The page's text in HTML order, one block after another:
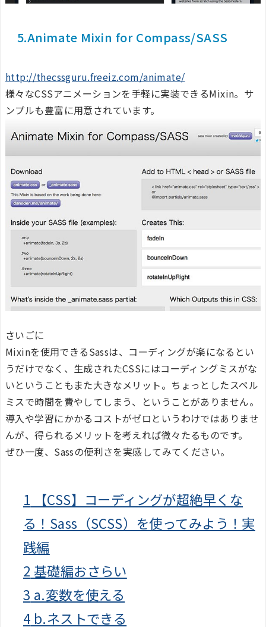
5.Animate Mixin for Compass/SASS
http://thecssguru.freeiz.com/animate/
様々なCSSアニメーションを手軽に実装できるMixin。サ
ンプルも豊富に用意されています。
さいごに
Mixinを使用できるSassは、コーディングが楽になるとい
うだけでなく、生成されたCSSにはコーディングミスがな
いということもまた大きなメリット。ちょっとしたスペル
ミスで時間を費やしてしまう、ということがありません。
導入や学習にかかるコストがゼロというわけではありませ
んが、得られるメリットを考えれば微々たるものです。
ぜひ一度、Sassの便利さを実感してみてください。
1 【CSS】コーディングが超絶早くな
る！Sass（SCSS）を使ってみよう！実
践編
2 基礎編おさらい
3 a.変数を使える
4 b.ネストできる